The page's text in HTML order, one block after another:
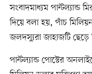
সংবাদমাধ্যম পান্টল্যান্ড
দিয়ে বলা হয়, পাঁচ
জলদস্যুরা জাহাজটি ছেড়ে
পান্টল্যান্ড পোস্টের